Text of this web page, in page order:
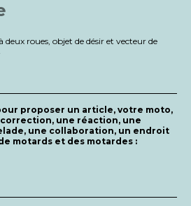
roues, objet de désir et vecteur de
proposer un article, votre moto,
une réaction, une
une collaboration, un endroit
motards et des motardes :